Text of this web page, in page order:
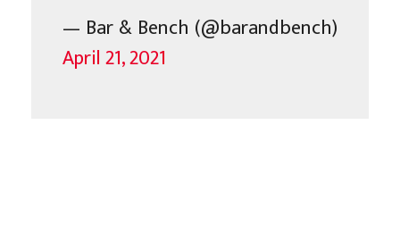
— Bar & Bench (@barandbench)
April 21, 2021